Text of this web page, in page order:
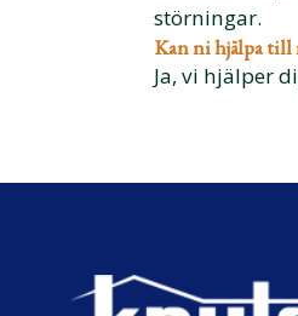
störningar.
Kan ni hjälpa till
Ja, vi hjälper